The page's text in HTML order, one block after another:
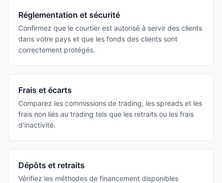
Réglementation et sécurité
Confirmez que le courtier est autorisé à servir des clients
dans votre pays et que les fonds des clients sont
correctement protégés.
Frais et écarts
Comparez les commissions de trading, les spreads et les
frais non liés au trading tels que les retraits ou les frais
d'inactivité.
Dépôts et retraits
Vérifiez les méthodes de financement disponibles